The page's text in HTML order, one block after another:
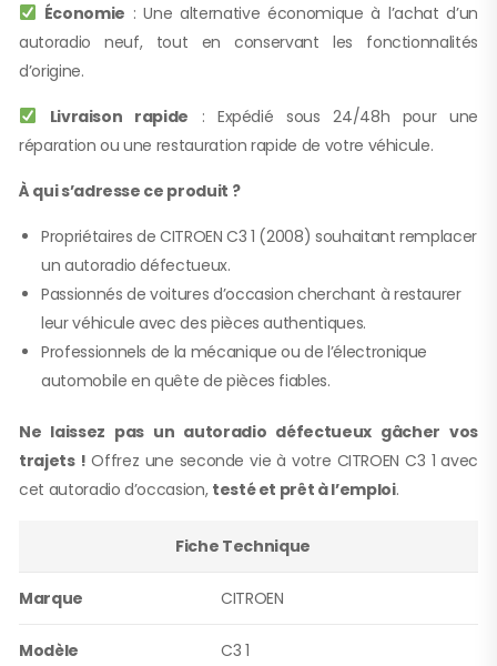
Économie : Une alternative économique à l’achat d’un
autoradio neuf, tout en conservant les fonctionnalités
d’origine.
Livraison rapide : Expédié sous 24/48h pour une
réparation ou une restauration rapide de votre véhicule.
À qui s’adresse ce produit ?
Propriétaires de CITROEN C3 1 (2008) souhaitant remplacer
un autoradio défectueux.
Passionnés de voitures d’occasion cherchant à restaurer
leur véhicule avec des pièces authentiques.
Professionnels de la mécanique ou de l’électronique
automobile en quête de pièces fiables.
Ne laissez pas un autoradio défectueux gâcher vos
trajets ! Offrez une seconde vie à votre CITROEN C3 1 avec
cet autoradio d’occasion, testé et prêt à l’emploi.
Fiche Technique
Marque CITROEN
Modèle C3 1